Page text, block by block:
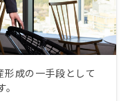
成の一手段として